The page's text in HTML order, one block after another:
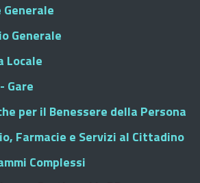
Generale
Locale
Gare
per il Benessere della Persona
Farmacie e Servizi al Cittadino
Complessi